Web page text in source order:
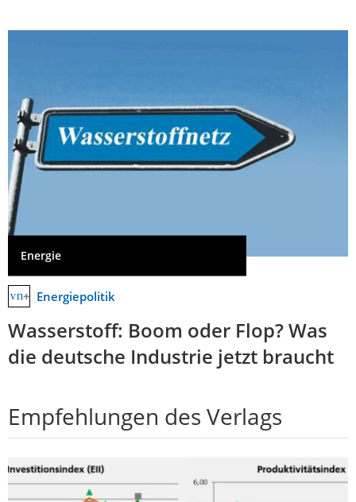
Energie
Energiepolitik
Wasserstoff: Boom oder Flop? Was
die deutsche Industrie jetzt braucht
Empfehlungen des Verlags